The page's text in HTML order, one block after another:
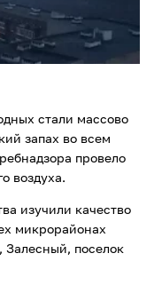
стали массово
запах во всем
провело
воздуха.
изучили качество
микрорайонах
Залесный, поселок